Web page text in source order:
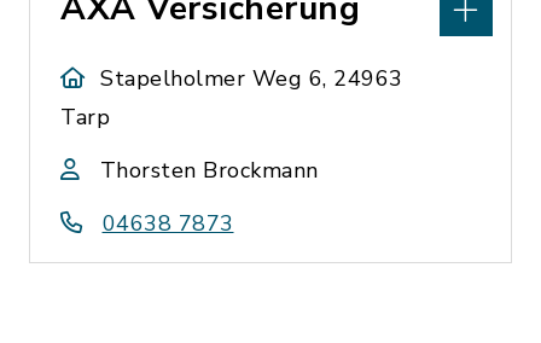
Stapelholmer Weg 6, 24963
Tarp
Thorsten Brockmann
04638 7873